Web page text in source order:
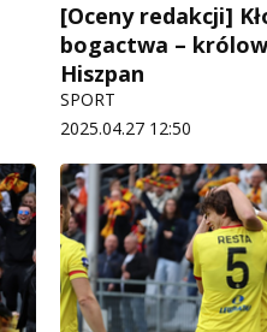
[Oceny redakcji]
bogactwa –
Hiszpan
SPORT
2025.04.27 12:50